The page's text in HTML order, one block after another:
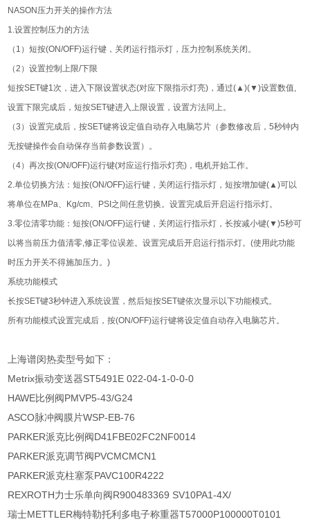
NASON压力开关的操作方法
1.设置控制压力的方法
（1）短按(ON/OFF)运行键，关闭运行指示灯，压力控制系统关闭。
（2）设置控制上限/下限
短按SET键1次，进入下限设置状态(对应下限指示灯亮)，通过(▲)(▼)设置数值,
设置下限完成后，短按SET键进入上限设置，设置方法同上。
（3）设置完成后，按SET键将设定值自动存入电脑芯片（参数修改后，5秒钟内
无按键操作会自动保存当前参数设置）。
（4）再次按(ON/OFF)运行键(对应运行指示灯亮)，电机开始工作。
2.单位切换方法：短按(ON/OFF)运行键，关闭运行指示灯，短按增加键(▲)可以
将单位在MPa、Kg/cm、PSI之间任意切换。设置完成后开启运行指示灯。
3.零位清零功能：短按(ON/OFF)运行键，关闭运行指示灯，长按减小键(▼)5秒可
以将当前压力值清零,修正零位误差。设置完成后开启运行指示灯。(使用此功能
时压力开关不得施加压力。)
系统功能模式
长按SET键3秒钟进入系统设置，然后短按SET键依次显示以下功能模式。
所有功能模式设置完成后，按(ON/OFF)运行键将设定值自动存入电脑芯片。
上海谱闵热卖型号如下：
Metrix振动变送器ST5491E 022-04-1-0-0-0
HAWE比例阀PMVP5-43/G24
ASCO脉冲阀膜片WSP-EB-76
PARKER派克比例阀D41FBE02FC2NF0014
PARKER派克调节阀PVCMCMCN1
PARKER派克柱塞泵PAVC100R4222
REXROTH力士乐单向阀R900483369 SV10PA1-4X/
瑞士METTLER梅特勒托利多电子称重器T57000P100000T0101